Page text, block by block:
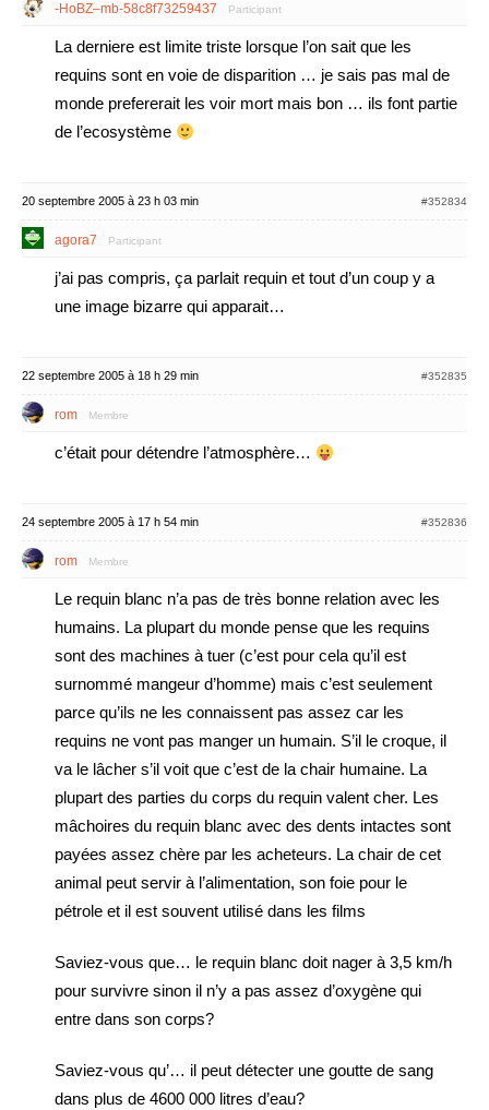
-HoBZ–mb-58c8f73259437 Participant
La derniere est limite triste lorsque l’on sait que les
requins sont en voie de disparition … je sais pas mal de
monde prefererait les voir mort mais bon … ils font partie
de l’ecosystème
20 septembre 2005 à 23 h 03 min #352834
agora7 Participant
j’ai pas compris, ça parlait requin et tout d’un coup y a
une image bizarre qui apparait…
22 septembre 2005 à 18 h 29 min #352835
rom Membre
c’était pour détendre l’atmosphère…
24 septembre 2005 à 17 h 54 min #352836
rom Membre
Le requin blanc n’a pas de très bonne relation avec les
humains. La plupart du monde pense que les requins
sont des machines à tuer (c’est pour cela qu’il est
surnommé mangeur d’homme) mais c’est seulement
parce qu’ils ne les connaissent pas assez car les
requins ne vont pas manger un humain. S’il le croque, il
va le lâcher s’il voit que c’est de la chair humaine. La
plupart des parties du corps du requin valent cher. Les
mâchoires du requin blanc avec des dents intactes sont
payées assez chère par les acheteurs. La chair de cet
animal peut servir à l’alimentation, son foie pour le
pétrole et il est souvent utilisé dans les films
Saviez-vous que… le requin blanc doit nager à 3,5 km/h
pour survivre sinon il n’y a pas assez d’oxygène qui
entre dans son corps?
Saviez-vous qu’… il peut détecter une goutte de sang
dans plus de 4600 000 litres d’eau?